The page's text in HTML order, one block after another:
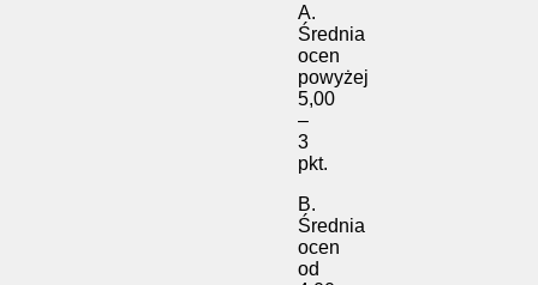
A.
Średnia
ocen
powyżej
5,00
–
3
pkt.
B.
Średnia
ocen
od